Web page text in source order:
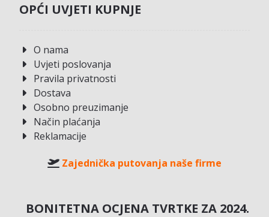
OPĆI UVJETI KUPNJE
O nama
Uvjeti poslovanja
Pravila privatnosti
Dostava
Osobno preuzimanje
Način plaćanja
Reklamacije
Zajednička putovanja naše firme
BONITETNA OCJENA TVRTKE ZA 2024.